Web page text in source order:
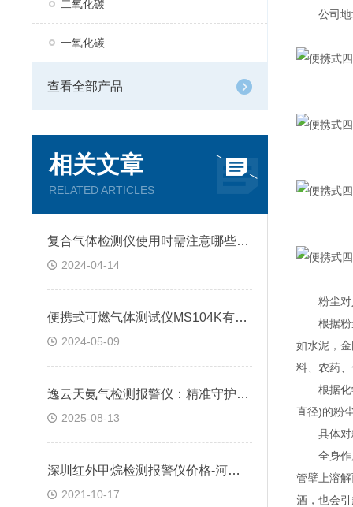
二氧化碳
一氧化碳
查看全部产品
相关文章
RELATED ARTICLES
复合气体检测仪使用时需注意哪些要点？
2024-04-14
便携式可燃气体测试仪MS104K有哪些优缺点？
2024-05-09
逸云天氨气检测报警仪：精准守护，安全无忧的工业卫士
2025-08-13
深圳红外甲烷检测报警仪价格-河南甲烷检测报警仪厂家-逸云天
2021-10-17
公司地址
粉尘对
根据粉尘
如水泥，
料、农药
根据化学
直径)的粉
具体对
全身作用
管壁上溶
酒，也会